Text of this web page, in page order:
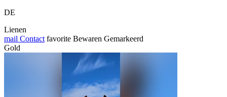
DE
Lienen
mail Contact favorite Bewaren Gemarkeerd
Gold